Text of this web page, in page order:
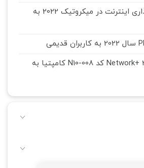
ارائه دوره اشتراک گذاری اینترنت در میکروتیک 2022 به
ارائه دوره جدید Network+ 2022 کد N10-008 کامپتیا به